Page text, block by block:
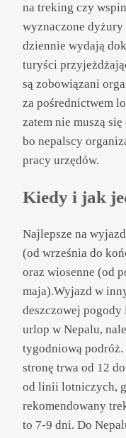
na treking czy
wyznaczone
dziennie wydają
turyści
są zobowiązani
za pośrednictwem
zatem nie muszą
bo nepalscy
pracy urzędów.
Kiedy i jak
Najlepsze na
(od września do
oraz wiosenne (od
maja).Wyjazd w
deszczowej pogody
urlop w Nepalu,
tygodniową
stronę trwa od 12
od linii lotniczych,
rekomendowany
to 7-9 dni. Do